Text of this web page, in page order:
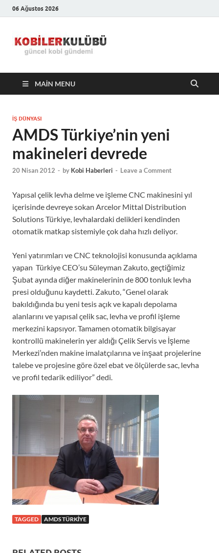
06 Ağustos 2026
Kulübü –
En Güncel
Haberleri
MAIN MENU
İŞ DÜNYASI
AMDS Türkiye’nin yeni
makineleri devrede
20 Nisan 2012 - by Kobi Haberleri - Leave a Comment
Yapısal çelik levha delme ve işleme CNC makinesini yıl
içerisinde devreye sokan Arcelor Mittal Distribution
Solutions Türkiye, levhalardaki delikleri kendinden
otomatik matkap sistemiyle çok daha hızlı deliyor.
Yeni yatırımları ve CNC teknolojisi konusunda açıklama
yapan Türkiye CEO’su Süleyman Zakuto, geçtiğimiz
Şubat ayında diğer makinelerinin de 800 tonluk levha
presi olduğunu kaydetti. Zakuto, “Genel olarak
bakıldığında bu yeni tesis açık ve kapalı depolama
alanlarını ve yapısal çelik sac, levha ve profil işleme
merkezini kapsıyor. Tamamen otomatik bilgisayar
kontrollü makinelerin yer aldığı Çelik Servis ve İşleme
Merkezi’nden makine imalatçılarına ve inşaat projelerine
talebe ve projesine göre özel ebat ve ölçülerde sac, levha
ve profil tedarik ediliyor” dedi.
TAGGED AMDS TÜRKIYE